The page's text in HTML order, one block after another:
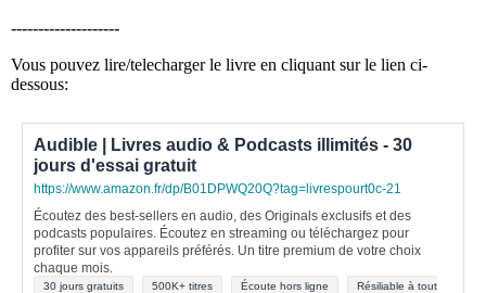
--------------------
Vous pouvez lire/telecharger le livre en cliquant sur le lien ci-
dessous:
Audible | Livres audio & Podcasts illimités - 30
jours d'essai gratuit
https://www.amazon.fr/dp/B01DPWQ20Q?tag=livrespourt0c-21
Écoutez des best-sellers en audio, des Originals exclusifs et des
podcasts populaires. Écoutez en streaming ou téléchargez pour
profiter sur vos appareils préférés. Un titre premium de votre choix
chaque mois.
30 jours gratuits 500K+ titres Écoute hors ligne
Résiliable à tout